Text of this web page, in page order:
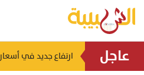
عاجل منذ ١٥ ساعة
ارتفاع جديد في أسعار الذهب..